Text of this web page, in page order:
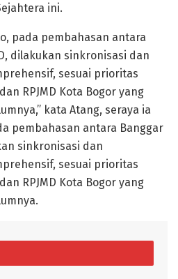
ini.
pada pembahasan antara
dilakukan sinkronisasi dan
sesuai prioritas
RPJMD Kota Bogor yang
kata Atang, seraya ia
pembahasan antara Banggar
sinkronisasi dan
sesuai prioritas
RPJMD Kota Bogor yang